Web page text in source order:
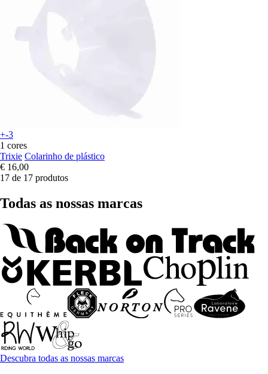
+-3
1 cores
Trixie Colarinho de plástico
€ 16,00
17 de 17 produtos
Todas as nossas marcas
Descubra todas as nossas marcas